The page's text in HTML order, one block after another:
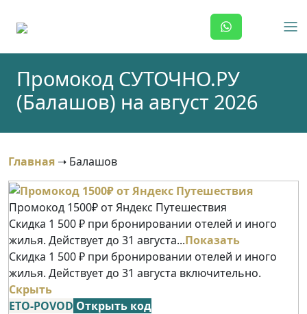
Промокод СУТОЧНО.РУ
(Балашов) на август 2026
Главная ➝ Балашов
Промокод 1500₽ от Яндекс Путешествия
Скидка 1 500 ₽ при бронировании отелей и иного
жилья. Действует до 31 августа...Показать
Скидка 1 500 ₽ при бронировании отелей и иного
жилья. Действует до 31 августа включительно.
Скрыть
ETO-POVOD Открыть код